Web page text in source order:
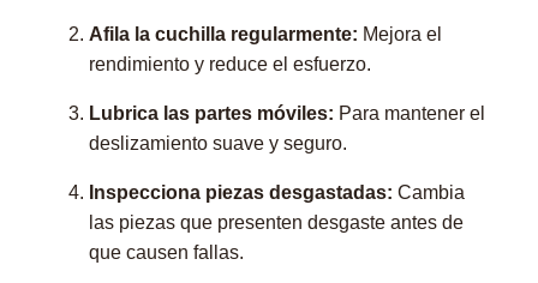
Afila la cuchilla regularmente: Mejora el
rendimiento y reduce el esfuerzo.
Lubrica las partes móviles: Para mantener el
deslizamiento suave y seguro.
Inspecciona piezas desgastadas: Cambia
las piezas que presenten desgaste antes de
que causen fallas.